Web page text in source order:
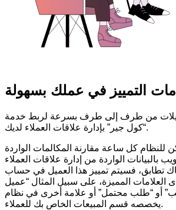
التمييز في عملك بسهولة
من طرف إلى طرف بسرعة لربط خدمة
“كول جير” بإدارة علاقات العملاء لديك.
للنظام كل ساعة مقارنة المكالمات الواردة
بالبيانات الواردة من إدارة علاقات العملاء
تطابق، فسيتم تمييز هذا العميل في حساب
العلامات المميزة، على سبيل المثال “عميل
أو “طلب محتمل” أو علامة أخرى في نظام
يخصصه قسم المبيعات الخاص بك للعملاء.